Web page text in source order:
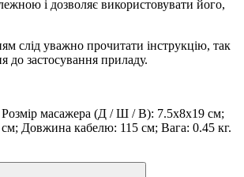
і дозволяє використовувати його,
слід уважно прочитати інструкцію, так
до застосування приладу.
Розмір масажера (Д / Ш / В): 7.5х8х19 см;
см; Довжина кабелю: 115 см; Вага: 0.45 кг.